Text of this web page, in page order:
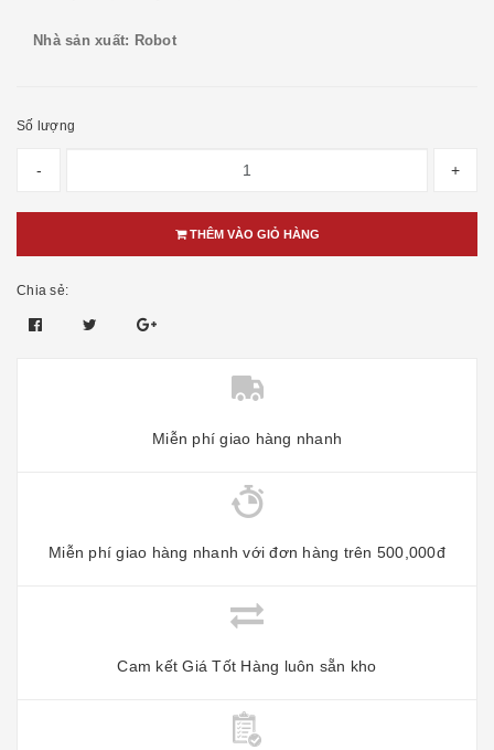
Nhà sản xuất: Robot
Số lượng
- +
THÊM VÀO GIỎ HÀNG
Chia sẻ:
Miễn phí giao hàng nhanh
Miễn phí giao hàng nhanh với đơn hàng trên 500,000đ
Cam kết Giá Tốt Hàng luôn sẵn kho